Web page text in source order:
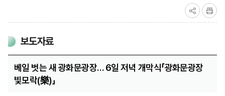
보도자료
베일 벗는 새 광화문광장… 6일 저녁 개막식「광화문광장
빛모락(樂)」